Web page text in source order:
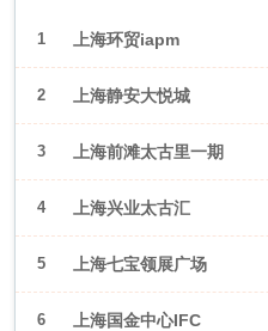
1 上海环贸iapm
2 上海静安大悦城
3 上海前滩太古里一期
4 上海兴业太古汇
5 上海七宝领展广场
6 上海国金中心IFC